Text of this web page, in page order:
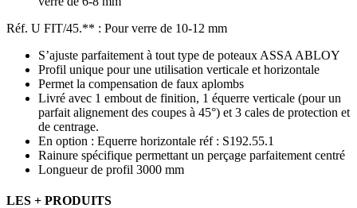
Réf. U FIT/45.** : Pour verre de 10-12 mm
S’ajuste parfaitement à tout type de poteaux ASSA ABLOY
Profil unique pour une utilisation verticale et horizontale
Permet la compensation de faux aplombs
Livré avec 1 embout de finition, 1 équerre verticale (pour un
parfait alignement des coupes à 45°) et 3 cales de protection et
de centrage.
En option : Equerre horizontale réf : S192.55.1
Rainure spécifique permettant un perçage parfaitement centré
Longueur de profil 3000 mm
LES + PRODUITS